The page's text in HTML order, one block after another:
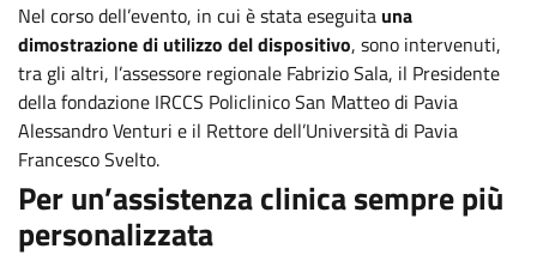
Nel corso dell’evento, in cui è stata eseguita una
dimostrazione di utilizzo del dispositivo, sono intervenuti,
tra gli altri, l’assessore regionale Fabrizio Sala, il Presidente
della fondazione IRCCS Policlinico San Matteo di Pavia
Alessandro Venturi e il Rettore dell’Università di Pavia
Francesco Svelto.
Per un’assistenza clinica sempre più
personalizzata